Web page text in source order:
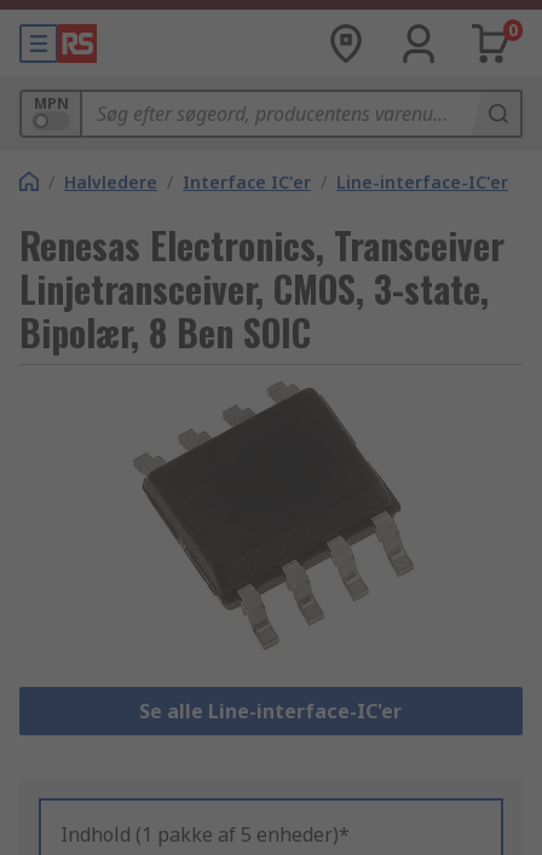
0
MPN
/ Halvledere / Interface IC'er / Line-interface-IC'er
Renesas Electronics, Transceiver
Linjetransceiver, CMOS, 3-state,
Bipolær, 8 Ben SOIC
Se alle Line-interface-IC'er
Indhold (1 pakke af 5 enheder)*